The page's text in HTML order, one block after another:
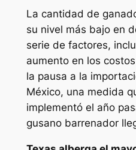
La cantidad de
su nivel más bajo en
serie de factores,
aumento en los
la pausa a la
México, una medida
implementó el año
gusano barrenador